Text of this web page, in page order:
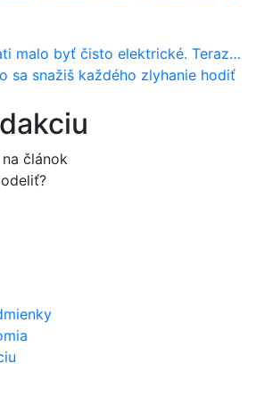
čisto elektrické. Teraz zisťuje, že potrebuje nový osemvalcový motor
sa snažiš každého zlyhanie hodiť
článok